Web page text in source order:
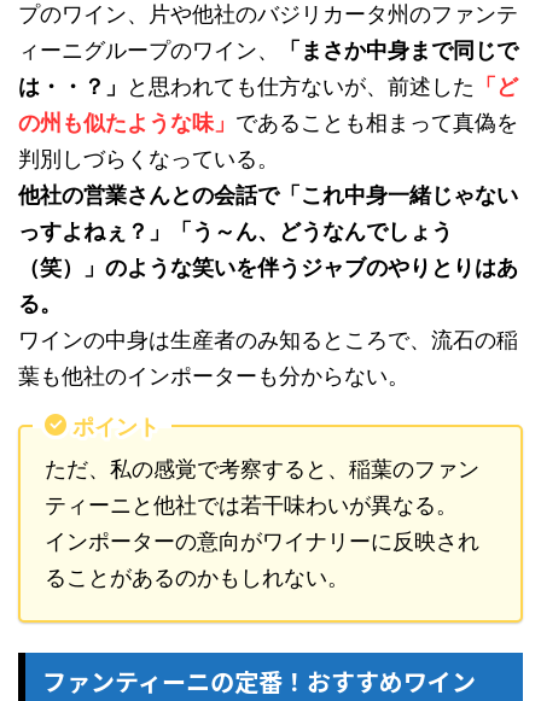
プのワイン、片や他社のバジリカータ州のファンテ
ィーニグループのワイン、
「まさか中身まで同じで
は・・？」
と思われても仕方ないが、前述した 「ど
の州も似たような味」 であることも相まって真偽を
判別しづらくなっている。
他社の営業さんとの会話で「これ中身一緒じゃない
っすよねぇ？」「う～ん、どうなんでしょう
（笑）」のような笑いを伴うジャブのやりとりはあ
る。
ワインの中身は生産者のみ知るところで、流石の稲
葉も他社のインポーターも分からない。
ポイント
ただ、私の感覚で考察すると、稲葉のファン
ティーニと他社では若干味わいが異なる。
インポーターの意向がワイナリーに反映され
ることがあるのかもしれない。
ファンティーニの定番！おすすめワイン